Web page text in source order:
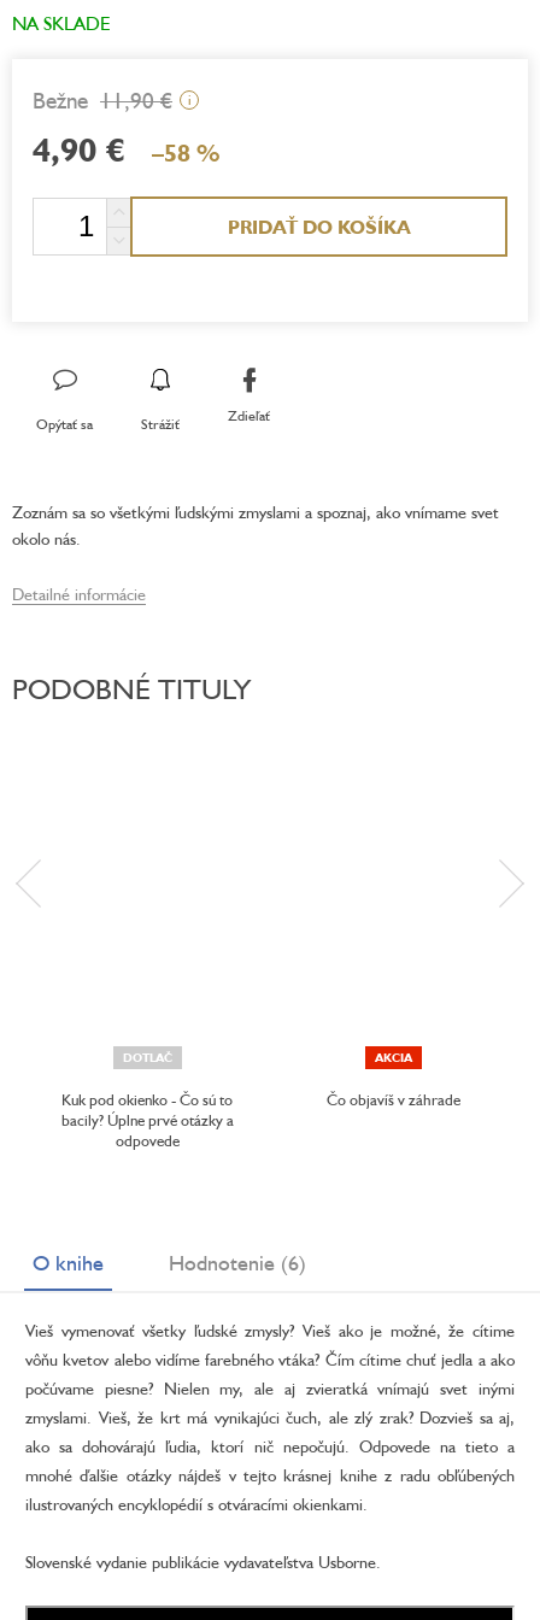
NA SKLADE
11,90 € i
4,90 € –58 %
PRIDAŤ DO KOŠÍKA
Opýtať sa Strážiť Zdieľať
Zoznám sa so všetkými ľudskými zmyslami a spoznaj, ako vnímame svet
okolo nás.
Detailné informácie
PODOBNÉ TITULY
DOTLAČ
Kuk pod okienko - Čo sú to
bacily? Úplne prvé otázky a
odpovede
AKCIA
Čo objavíš v záhrade
O knihe Hodnotenie (6)
Vieš vymenovať všetky ľudské zmysly? Vieš ako je možné, že cítime
vôňu kvetov alebo vidíme farebného vtáka? Čím cítime chuť jedla a ako
počúvame piesne? Nielen my, ale aj zvieratká vnímajú svet inými
zmyslami. Vieš, že krt má vynikajúci čuch, ale zlý zrak? Dozvieš sa aj,
ako sa dohovárajú ľudia, ktorí nič nepočujú. Odpovede na tieto a
mnohé ďalšie otázky nájdeš v tejto krásnej knihe z radu obľúbených
ilustrovaných encyklopédií s otváracími okienkami.
Slovenské vydanie publikácie vydavateľstva Usborne.